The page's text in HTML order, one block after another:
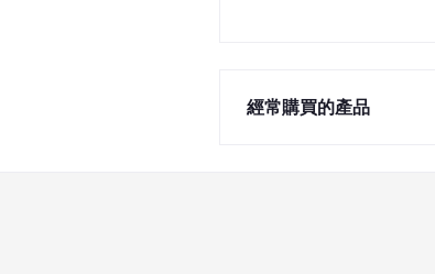
經常購買的產品